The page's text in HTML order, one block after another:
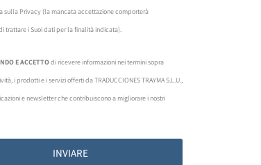
sulla Privacy (la mancata accettazione comporterà
trattare i Suoi dati per la finalità indicata).
E ACCETTOdi ricevere informazioni nei termini sopra
i prodotti e i servizi offerti da TRADUCCIONES TRAYMA S.L.U.,
e newsletter che contribuiscono a migliorare i nostri
INVIARE